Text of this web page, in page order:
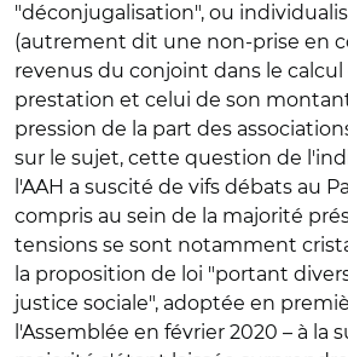
"déconjugalisation", ou
(autrement dit une non-prise en
revenus du conjoint dans le calcul
prestation et celui de son
pression de la part des
sur le sujet, cette question de
l'AAH a suscité de vifs débats au
compris au sein de la majorité
tensions se sont notamment
la proposition de loi "portant
justice sociale", adoptée en
l'Assemblée en février 2020 – à la